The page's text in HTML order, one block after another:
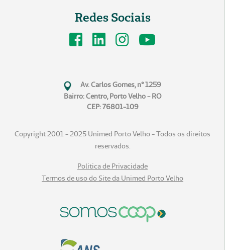
Redes Sociais
Av. Carlos Gomes, n° 1259
Bairro: Centro, Porto Velho - RO
CEP: 76801-109
Copyright 2001 - 2025 Unimed Porto Velho - Todos os direitos
reservados.
Politica de Privacidade
Termos de uso do Site da Unimed Porto Velho